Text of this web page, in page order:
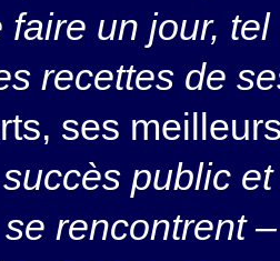
faire un jour,
recettes de
ses
public
rencontrent